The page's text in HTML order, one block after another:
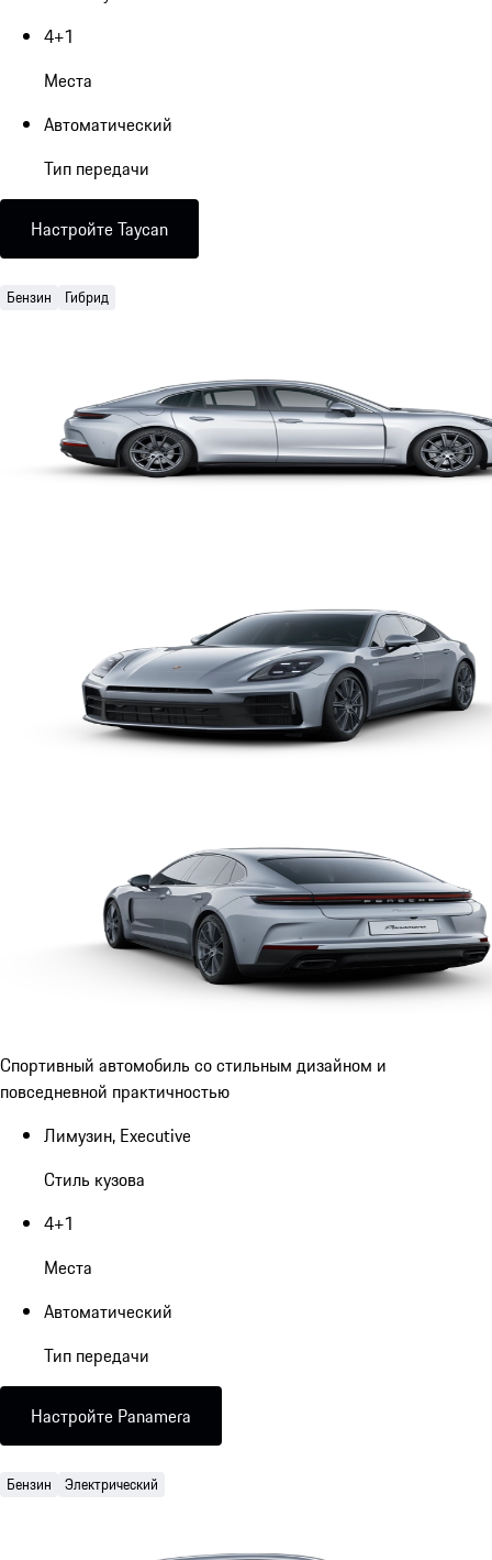
4+1
Места
Автоматический
Тип передачи
Настройте Taycan
Бензин Гибрид
Спортивный автомобиль со стильным дизайном и
повседневной практичностью
Лимузин, Executive
Стиль кузова
4+1
Места
Автоматический
Тип передачи
Настройте Panamera
Бензин Электрический